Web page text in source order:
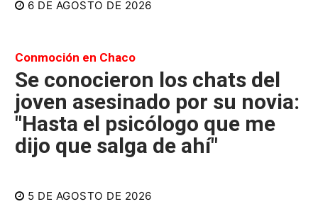
6 DE AGOSTO DE 2026
Conmoción en Chaco
Se conocieron los chats del
joven asesinado por su novia:
"Hasta el psicólogo que me
dijo que salga de ahí"
5 DE AGOSTO DE 2026